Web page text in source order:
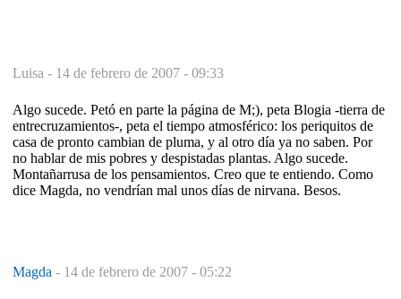
Luisa - 14 de febrero de 2007 - 09:33
Algo sucede. Petó en parte la página de M;), peta Blogia -tierra de
entrecruzamientos-, peta el tiempo atmosférico: los periquitos de
casa de pronto cambian de pluma, y al otro día ya no saben. Por
no hablar de mis pobres y despistadas plantas. Algo sucede.
Montañarrusa de los pensamientos. Creo que te entiendo. Como
dice Magda, no vendrían mal unos días de nirvana. Besos.
Magda - 14 de febrero de 2007 - 05:22